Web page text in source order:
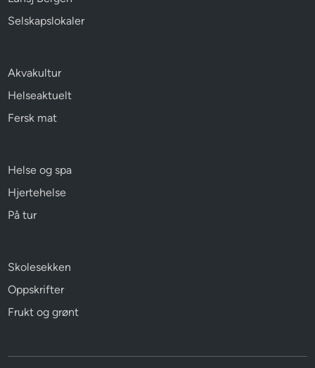
Selskapslokaler
Akvakultur
Helseaktuelt
Fersk mat
Helse og spa
Hjertehelse
På tur
Skolesekken
Oppskrifter
Frukt og grønt